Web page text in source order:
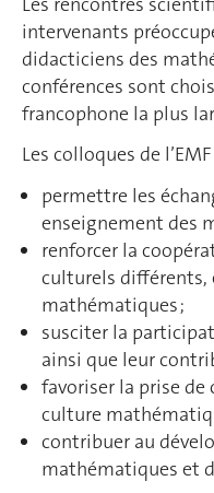
intervenants
didacticiens des
conférences sont
francophone la plus
Les colloques de
permettre les
enseignement des
renforcer la
culturels différents,
mathématiques ;
susciter la
ainsi que leur
favoriser la prise de
culture
contribuer au
mathématiques et